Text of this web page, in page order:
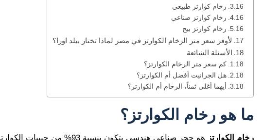
رخام كوارتز طبيعي
رخام كوارتز صناعي
رخام كوارتز بيج
لأوفر سعر متر الرخام الكوارتز في مصر لماذا تختار بيلد اورا؟
الأسئلة الشائعة
كم سعر متر الرخام الكوارتز؟
هل الجرانيت أفضل أم الكوارتز؟
أيهما أغلى ثمناً، الرخام أم الكوارتز؟
ما هو رخام الكوارتز؟
رخام الكوارتز
هو حجر صناعي هندسي يتكون بنسبة